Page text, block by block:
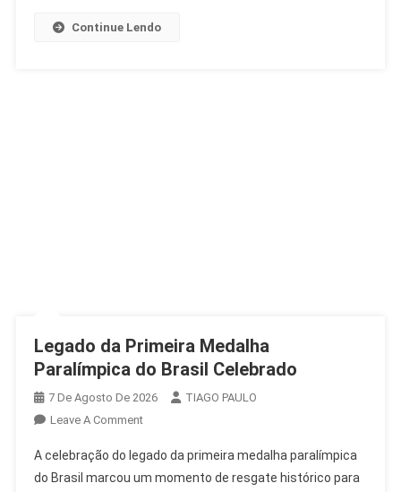
Continue Lendo
Legado da Primeira Medalha
Paralímpica do Brasil Celebrado
7 De Agosto De 2026
TIAGO PAULO
Leave A CommentOn
Da
Primeira
A celebração do legado da primeira medalha paralímpica
do Brasil marcou um momento de resgate histórico para